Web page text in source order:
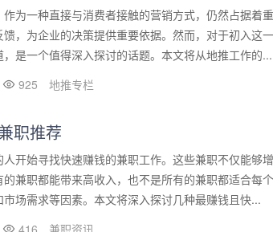
为一种直接与消费者接触的营销方式，仍然占据着
，为企业的决策提供重要依据。然而，对于初入这
是一个值得深入探讨的话题。本文将从地推工作的...
925 地推专栏
职推荐
开始寻找快速赚钱的兼职工作。这些兼职不仅能够
兼职都能带来高收入，也不是所有的兼职都适合每
场需求等因素。本文将深入探讨几种最赚钱且快...